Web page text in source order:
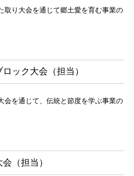
り大会を通じて郷土愛を育む事業の
ック大会（担当）
を通じて、伝統と節度を学ぶ事業の
（担当）